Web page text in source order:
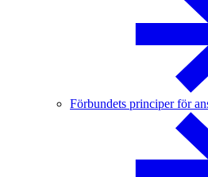
Förbundets principer för